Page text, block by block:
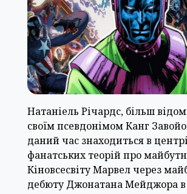
Натаніель Річардс, більш
своїм псевдонімом Канг
даний час знаходиться в
фанатських теорій про
Кіновсесвіту Марвел через
дебюту Джонатана Мейджора